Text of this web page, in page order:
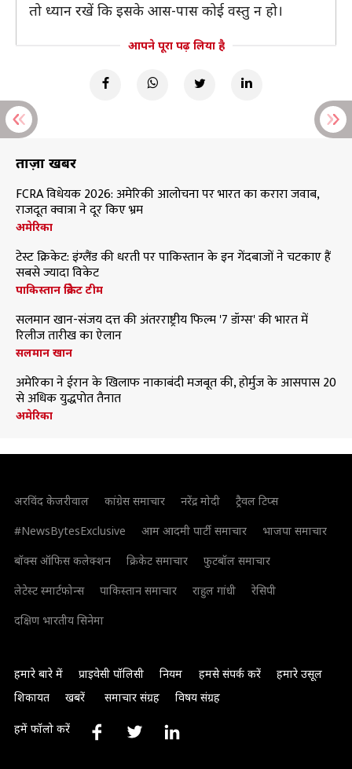
तो ध्यान रखें कि इसके आस-पास कोई वस्तु न हो।
आपने पूरा पढ़ लिया है
ताज़ा खबरें
FCRA विधेयक 2026: अमेरिकी आलोचना पर भारत का करारा जवाब,
राजदूत क्वात्रा ने दूर किए भ्रम
अमेरिका
टेस्ट क्रिकेट: इंग्लैंड की धरती पर पाकिस्तान के इन गेंदबाजों ने चटकाए हैं
सबसे ज्यादा विकेट
पाकिस्तान क्रिकेट टीम
सलमान खान-संजय दत्त की अंतरराष्ट्रीय फिल्म '7 डॉग्स' की भारत में
रिलीज तारीख का ऐलान
सलमान खान
अमेरिका ने ईरान के खिलाफ नाकाबंदी मजबूत की, होर्मुज के आसपास 20
से अधिक युद्धपोत तैनात
अमेरिका
अरविंद केजरीवाल कांग्रेस समाचार नरेंद्र मोदी
ट्रैवल टिप्स
#NewsBytesExclusive
आम आदमी पार्टी समाचार
भाजपा समाचार
बॉक्स ऑफिस कलेक्शन
क्रिकेट समाचार
फुटबॉल समाचार
लेटेस्ट स्मार्टफोन्स
पाकिस्तान समाचार राहुल गांधी
रेसिपी
दक्षिण भारतीय सिनेमा
हमारे बारे में प्राइवेसी पॉलिसी नियम हमसे संपर्क करें
हमारे उसूल
शिकायत
खबरें समाचार संग्रह विषय संग्रह
हमें फॉलो करें